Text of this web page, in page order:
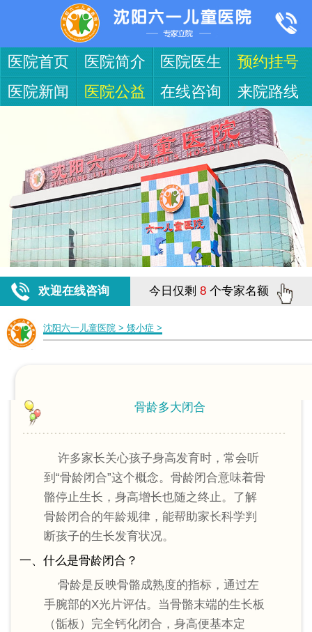
医院首页 医院简介 医院医生
预约挂号
医院新闻
医院公益 在线咨询 来院路线
欢迎在线咨询 今日仅剩 8 个专家名额
沈阳六一儿童医院> 矮小症 >
骨龄多大闭合
许多家长关心孩子身高发育时，常会听
到“骨龄闭合”这个概念。骨龄闭合意味着骨
骼停止生长，身高增长也随之终止。了解
骨龄闭合的年龄规律，能帮助家长科学判
断孩子的生长发育状况。
一、什么是骨龄闭合？
骨龄是反映骨骼成熟度的指标，通过左
手腕部的X光片评估。当骨骼末端的生长板
（骺板）完全钙化闭合，身高便基本定